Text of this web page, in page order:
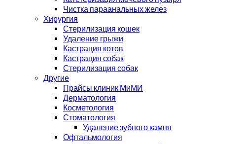
Чистка параанальных желез
Хирургия
Стерилизация кошек
Удаление грыжи
Кастрация котов
Кастрация собак
Стерилизация собак
Другие
Прайсы клиник МиМИ
Дерматология
Косметология
Стоматология
Удаление зубного камня
Офтальмология